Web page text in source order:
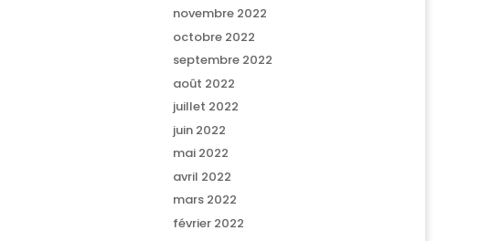
novembre 2022
octobre 2022
septembre 2022
août 2022
juillet 2022
juin 2022
mai 2022
avril 2022
mars 2022
février 2022